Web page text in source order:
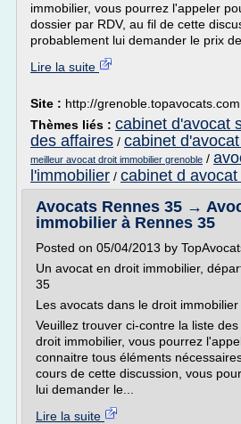
immobilier, vous pourrez l'appeler
dossier par RDV, au fil de cette
probablement lui demander le prix
Lire la suite
Site : http://grenoble.topavocats.com
Thèmes liés : cabinet d'avocat
des affaires / cabinet
meilleur avocat droit immobilier grenoble /
l'immobilier / cabinet d
Avocats Rennes 35 →
immobilier à Rennes 35
Posted on 05/04/2013 by
Un avocat en droit immobilier,
35
Les avocats dans le droit
Veuillez trouver ci-contre la liste
droit immobilier, vous pourrez
connaitre tous éléments
cours de cette discussion, vous
lui demander le...
Lire la suite